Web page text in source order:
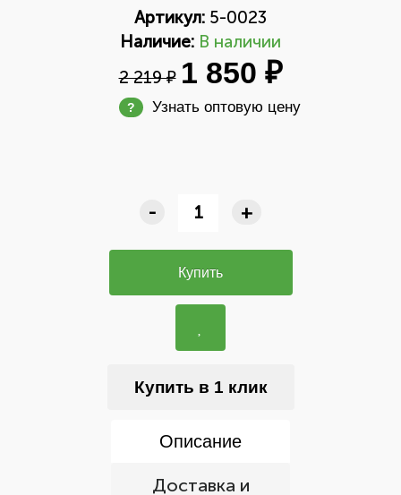
Артикул: 5-0023
Наличие: В наличии
2 219 ₽ 1 850 ₽
? Узнать оптовую цену
- +
Купить
Купить в 1 клик
Описание
Доставка и